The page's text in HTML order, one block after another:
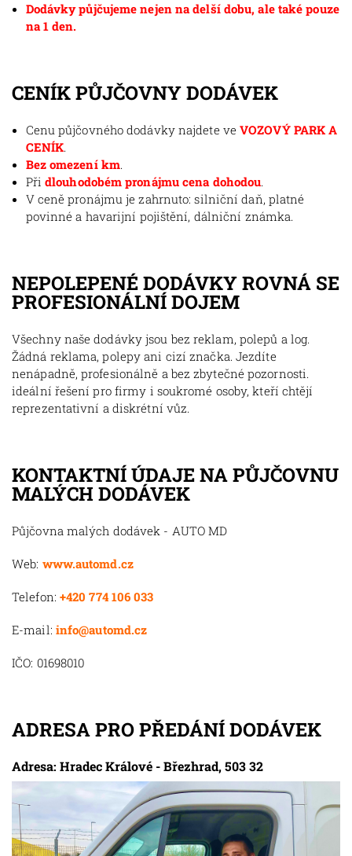
Dodávky půjčujeme nejen na delší dobu, ale také pouze
na 1 den.
CENÍK PŮJČOVNY DODÁVEK
Cenu půjčovného dodávky najdete veVOZOVÝ PARK A
CENÍK.
Bez omezení km.
Při dlouhodobém pronájmu cena dohodou.
V ceně pronájmu je zahrnuto: silniční daň, platné
povinné a havarijní pojištění, dálniční známka.
NEPOLEPENÉ DODÁVKY ROVNÁ SE
PROFESIONÁLNÍ DOJEM
Všechny naše dodávky jsou bez reklam, polepů a log.
Žádná reklama, polepy ani cizí značka. Jezdíte
nenápadně, profesionálně a bez zbytečné pozornosti.
ideální řešení pro firmy i soukromé osoby, kteří chtějí
reprezentativní a diskrétní vůz.
KONTAKTNÍ ÚDAJE NA PŮJČOVNU
MALÝCH DODÁVEK
Půjčovna malých dodávek - AUTO MD
Web: www.automd.cz
Telefon: +420 774 106 033
E-mail: info@automd.cz
IČO: 01698010
ADRESA PRO PŘEDÁNÍ DODÁVEK
Adresa: Hradec Králové - Březhrad, 503 32